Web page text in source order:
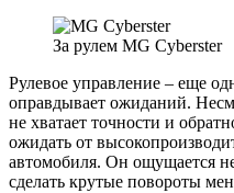
За рулем MG Cyberster
Рулевое управление – еще
оправдывает ожиданий.
не хватает точности и
ожидать от
автомобиля. Он ощущается
сделать крутые повороты